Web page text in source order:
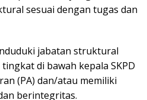
sesuai dengan tugas dan
jabatan struktural
di bawah kepala SKPD
(PA) dan/atau memiliki
berintegritas.